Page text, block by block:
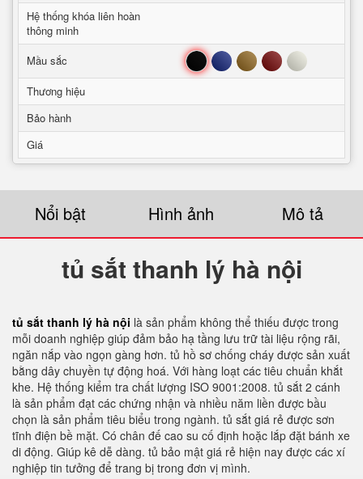
Hệ thống khóa liên hoàn
thông minh
Mầu sắc
Đen Xanh Nâu Đỏ Trắng
Thương hiệu
Bảo hành
Giá
Nổi bật Hình ảnh Mô tả
tủ sắt thanh lý hà nội
tủ sắt thanh lý hà nội là sản phẩm không thể thiếu được trong
mỗi doanh nghiệp giúp đảm bảo hạ tầng lưu trữ tài liệu rộng rãi,
ngăn nắp vào ngọn gàng hơn. tủ hồ sơ chống cháy được sản xuất
bằng dây chuyền tự động hoá. Với hàng loạt các tiêu chuẩn khắt
khe. Hệ thống kiểm tra chất lượng ISO 9001:2008. tủ sắt 2 cánh
là sản phẩm đạt các chứng nhận và nhiều năm liền được bầu
chọn là sản phẩm tiêu biểu trong ngành. tủ sắt giá rẻ được sơn
tĩnh điện bề mặt. Có chân đế cao su cố định hoặc lắp đặt bánh xe
di động. Giúp kê dễ dàng. tủ bảo mật giá rẻ hiện nay được các xí
nghiệp tin tưởng để trang bị trong đơn vị mình.